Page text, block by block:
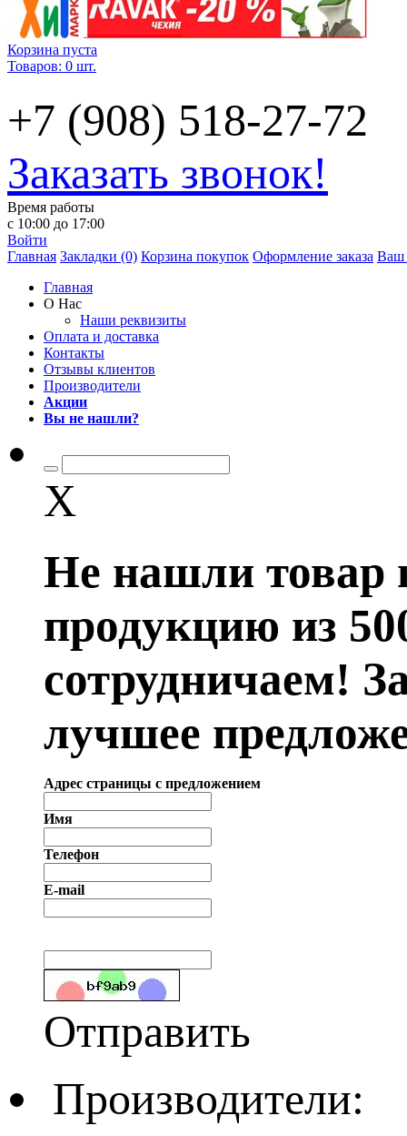
Корзина пуста
Товаров: 0 шт.
+7 (908) 518-27-72
Заказать звонок!
Время работы
с 10:00 до 17:00
Войти
Главная Закладки (0) Корзина покупок Оформление заказа Ваш
Главная
О Нас
Наши реквизиты
Оплата и доставка
Контакты
Отзывы клиентов
Производители
Акции
Вы не нашли?
X
Не нашли товар
продукцию из
сотрудничаем!
лучшее
Адрес страницы с предложением
Имя
Телефон
E-mail
Отправить
Производители: